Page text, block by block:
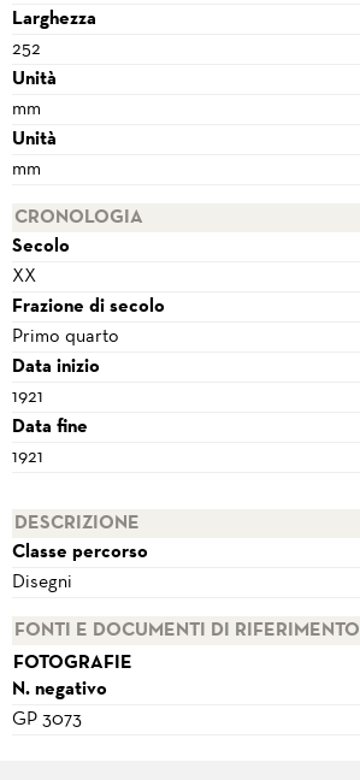
Larghezza
252
Unità
mm
Unità
mm
CRONOLOGIA
Secolo
XX
Frazione di secolo
Primo quarto
Data inizio
1921
Data fine
1921
DESCRIZIONE
Classe percorso
Disegni
FONTI E DOCUMENTI DI RIFERIMENTO
FOTOGRAFIE
N. negativo
GP 3073